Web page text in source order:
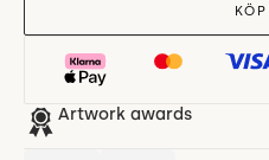
Artwork awards